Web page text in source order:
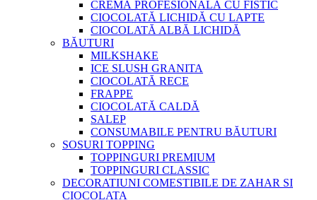
CREMĂ PROFESIONALĂ CU FISTIC
CIOCOLATĂ LICHIDĂ CU LAPTE
CIOCOLATĂ ALBĂ LICHIDĂ
BĂUTURI
MILKSHAKE
ICE SLUSH GRANITA
CIOCOLATĂ RECE
FRAPPE
CIOCOLATĂ CALDĂ
SALEP
CONSUMABILE PENTRU BĂUTURI
SOSURI TOPPING
TOPPINGURI PREMIUM
TOPPINGURI CLASSIC
DECORATIUNI COMESTIBILE DE ZAHAR SI
CIOCOLATA